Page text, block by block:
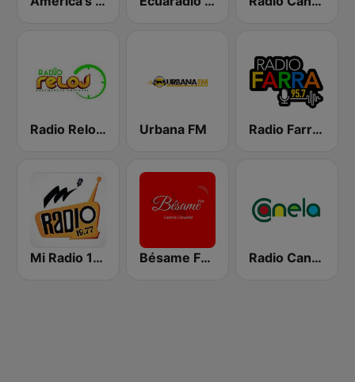
Radio Reloj Macas Urbana FM Radio Farra 95.7 FM
Mi Radio 19.77 Bésame FM 92.7 Cuenca Radio Canela Morona Santiago